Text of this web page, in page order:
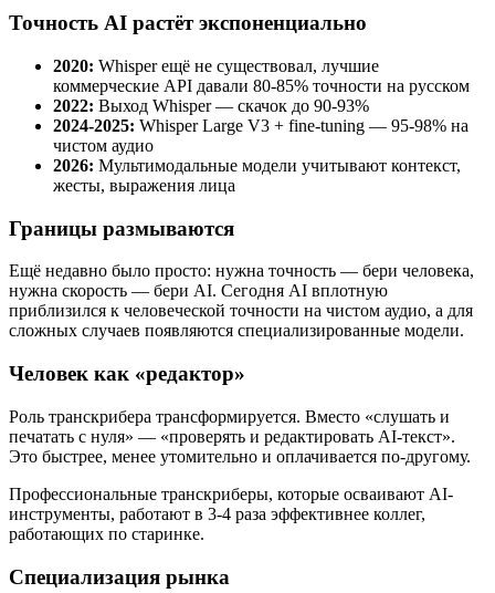
Точность AI растёт экспоненциально
2020: Whisper ещё не существовал, лучшие
коммерческие API давали 80-85% точности на русском
2022: Выход Whisper — скачок до 90-93%
2024-2025: Whisper Large V3 + fine-tuning — 95-98% на
чистом аудио
2026: Мультимодальные модели учитывают контекст,
жесты, выражения лица
Границы размываются
Ещё недавно было просто: нужна точность — бери человека,
нужна скорость — бери AI. Сегодня AI вплотную
приблизился к человеческой точности на чистом аудио, а для
сложных случаев появляются специализированные модели.
Человек как «редактор»
Роль транскрибера трансформируется. Вместо «слушать и
печатать с нуля» — «проверять и редактировать AI-текст».
Это быстрее, менее утомительно и оплачивается по-другому.
Профессиональные транскриберы, которые осваивают AI-
инструменты, работают в 3-4 раза эффективнее коллег,
работающих по старинке.
Специализация рынка